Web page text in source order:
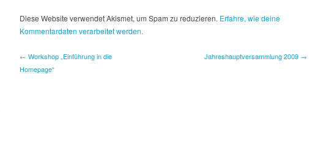
Diese Website verwendet Akismet, um Spam zu reduzieren. Erfahre, wie deine
Kommentardaten verarbeitet werden.
← Workshop „Einführung in die
Homepage“
Jahreshauptversammlung 2009 →